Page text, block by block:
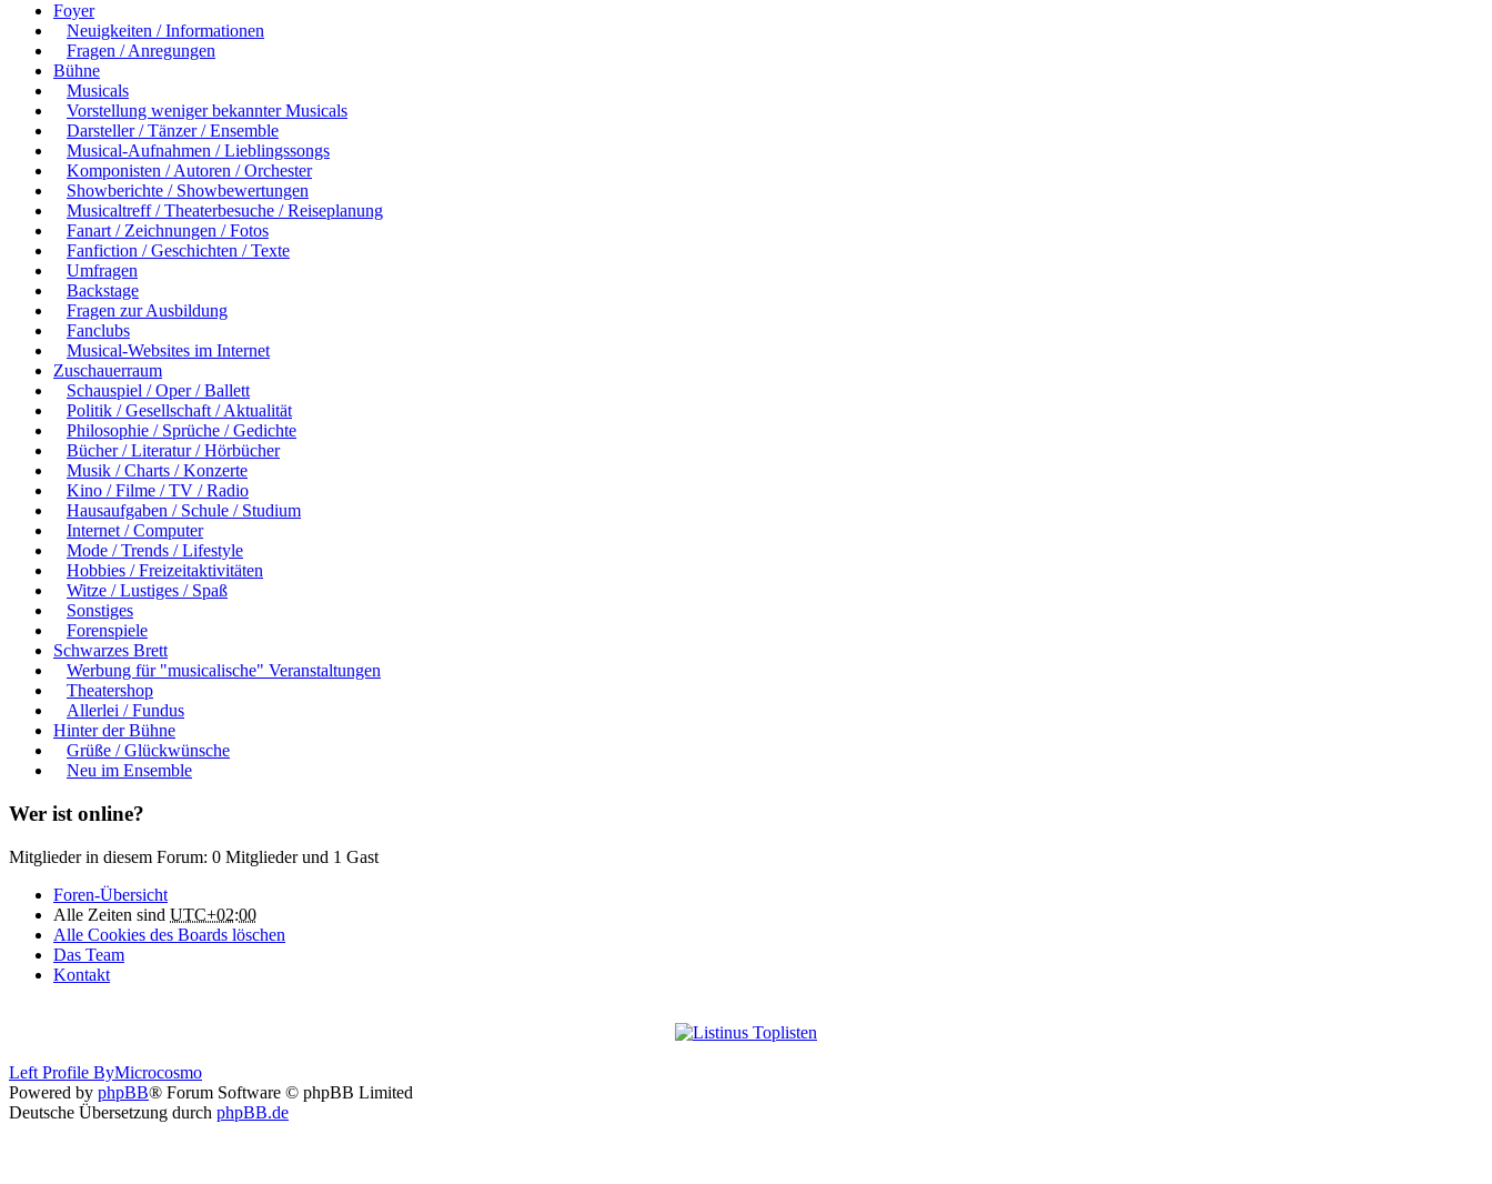
Foyer
Neuigkeiten / Informationen
Fragen / Anregungen
Bühne
Musicals
Vorstellung weniger bekannter Musicals
Darsteller / Tänzer / Ensemble
Musical-Aufnahmen / Lieblingssongs
Komponisten / Autoren / Orchester
Showberichte / Showbewertungen
Musicaltreff / Theaterbesuche / Reiseplanung
Fanart / Zeichnungen / Fotos
Fanfiction / Geschichten / Texte
Umfragen
Backstage
Fragen zur Ausbildung
Fanclubs
Musical-Websites im Internet
Zuschauerraum
Schauspiel / Oper / Ballett
Politik / Gesellschaft / Aktualität
Philosophie / Sprüche / Gedichte
Bücher / Literatur / Hörbücher
Musik / Charts / Konzerte
Kino / Filme / TV / Radio
Hausaufgaben / Schule / Studium
Internet / Computer
Mode / Trends / Lifestyle
Hobbies / Freizeitaktivitäten
Witze / Lustiges / Spaß
Sonstiges
Forenspiele
Schwarzes Brett
Werbung für "musicalische" Veranstaltungen
Theatershop
Allerlei / Fundus
Hinter der Bühne
Grüße / Glückwünsche
Neu im Ensemble
Wer ist online?
Mitglieder in diesem Forum: 0 Mitglieder und 1 Gast
Foren-Übersicht
Alle Zeiten sind UTC+02:00
Alle Cookies des Boards löschen
Das Team
Kontakt
Left Profile ByMicrocosmo
Powered by phpBB® Forum Software © phpBB Limited
Deutsche Übersetzung durch phpBB.de